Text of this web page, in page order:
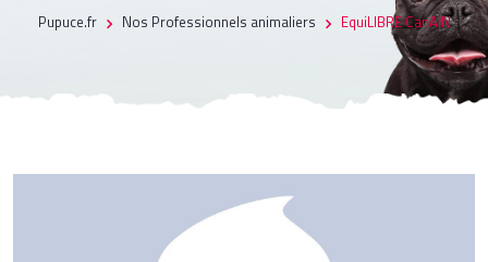
Pupuce.fr Nos Professionnels animaliers EquiLIBRE CanAIN